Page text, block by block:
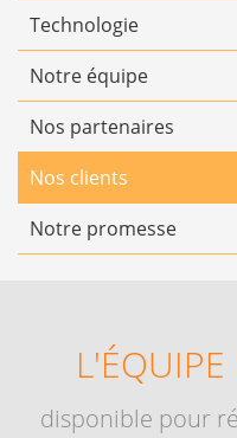
Technologie
Notre équipe
Nos partenaires
Nos clients
Notre promesse
disponible pour